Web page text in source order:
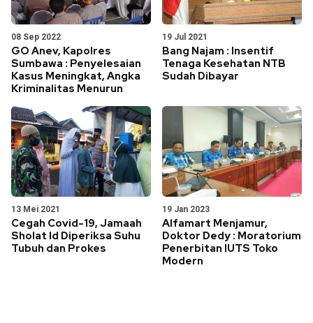
08 Sep 2022
GO Anev, Kapolres
Sumbawa : Penyelesaian
Kasus Meningkat, Angka
Kriminalitas Menurun
19 Jul 2021
Bang Najam : Insentif
Tenaga Kesehatan NTB
Sudah Dibayar
13 Mei 2021
Cegah Covid-19, Jamaah
Sholat Id Diperiksa Suhu
Tubuh dan Prokes
19 Jan 2023
Alfamart Menjamur,
Doktor Dedy : Moratorium
Penerbitan IUTS Toko
Modern